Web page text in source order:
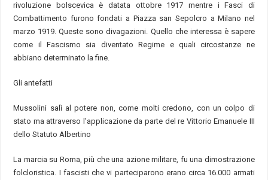
rivoluzione bolscevica è datata ottobre 1917 mentre i Fasci di
Combattimento furono fondati a Piazza san Sepolcro a Milano nel
marzo 1919. Queste sono divagazioni. Quello che interessa è sapere
come il Fascismo sia diventato Regime e quali circostanze ne
abbiano determinato la fine.
Gli antefatti
Mussolini salì al potere non, come molti credono, con un colpo di
stato ma attraverso l’applicazione da parte del re Vittorio Emanuele III
dello Statuto Albertino
La marcia su Roma, più che una azione militare, fu una dimostrazione
folcloristica. I fascisti che vi parteciparono erano circa 16.000 armati